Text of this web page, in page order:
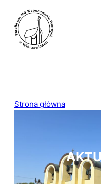
Przejdź
treści
Strona główna